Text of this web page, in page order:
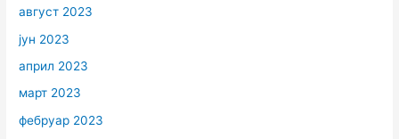
август 2023
јун 2023
април 2023
март 2023
фебруар 2023